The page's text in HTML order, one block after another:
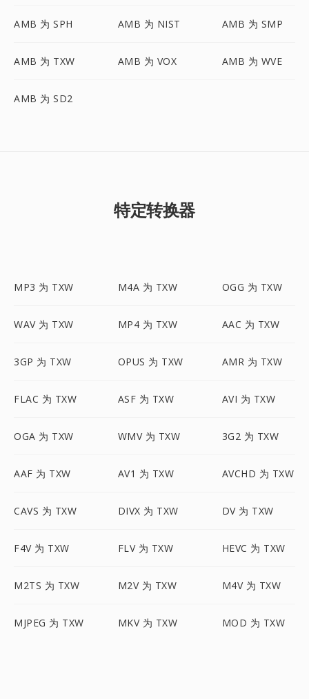
AMB 为 SPH AMB 为 NIST AMB 为 SMP
AMB 为 TXW AMB 为 VOX AMB 为 WVE
AMB 为 SD2
特定转换器
MP3 为 TXW M4A 为 TXW OGG 为 TXW
WAV 为 TXW MP4 为 TXW AAC 为 TXW
3GP 为 TXW OPUS 为 TXW AMR 为 TXW
FLAC 为 TXW ASF 为 TXW AVI 为 TXW
OGA 为 TXW WMV 为 TXW 3G2 为 TXW
AAF 为 TXW AV1 为 TXW AVCHD 为 TXW
CAVS 为 TXW DIVX 为 TXW DV 为 TXW
F4V 为 TXW FLV 为 TXW HEVC 为 TXW
M2TS 为 TXW M2V 为 TXW M4V 为 TXW
MJPEG 为 TXW MKV 为 TXW MOD 为 TXW